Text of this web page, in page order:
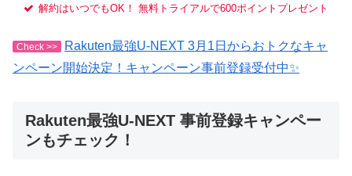
解約はいつでもOK！ 無料トライアルで600ポイントプレゼント
Check >>
Rakuten最強U-NEXT 3月1日からおトクなキャ
ンペーン開始決定！キャンペーン事前登録受付中✨
Rakuten最強U-NEXT 事前登録キャンペー
ンもチェック！